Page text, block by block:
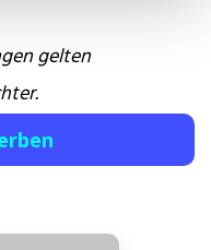
gelten